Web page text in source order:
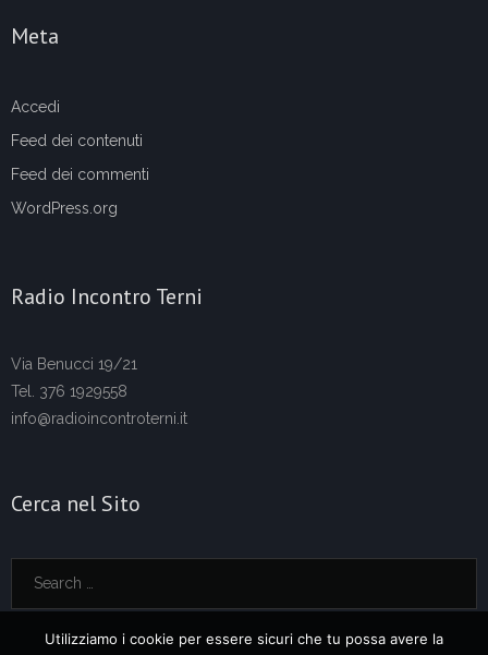
Meta
Accedi
Feed dei contenuti
Feed dei commenti
WordPress.org
Radio Incontro Terni
Via Benucci 19/21
Tel. 376 1929558
info@radioincontroterni.it
Cerca nel Sito
Utilizziamo i cookie per essere sicuri che tu possa avere la